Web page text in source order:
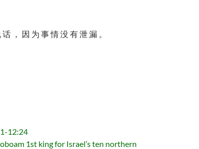
， 因 为 事 情 没 有 泄 漏 。
12:24
1st king for Israel’s ten northern